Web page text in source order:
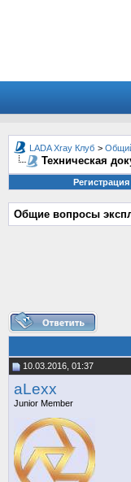
LADA Xray Клуб >
Техническая
Регистрация
Общие вопросы
10.03.2016, 01:37
aLexх
Junior Member